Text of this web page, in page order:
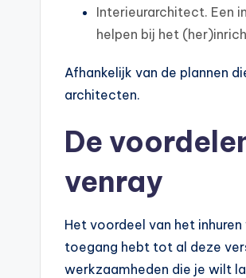
Interieurarchitect. Een
helpen bij het
Afhankelijk van de plannen
architecten.
De
venray
Het voordeel van het
toegang hebt tot al deze
werkzaamheden die je wilt